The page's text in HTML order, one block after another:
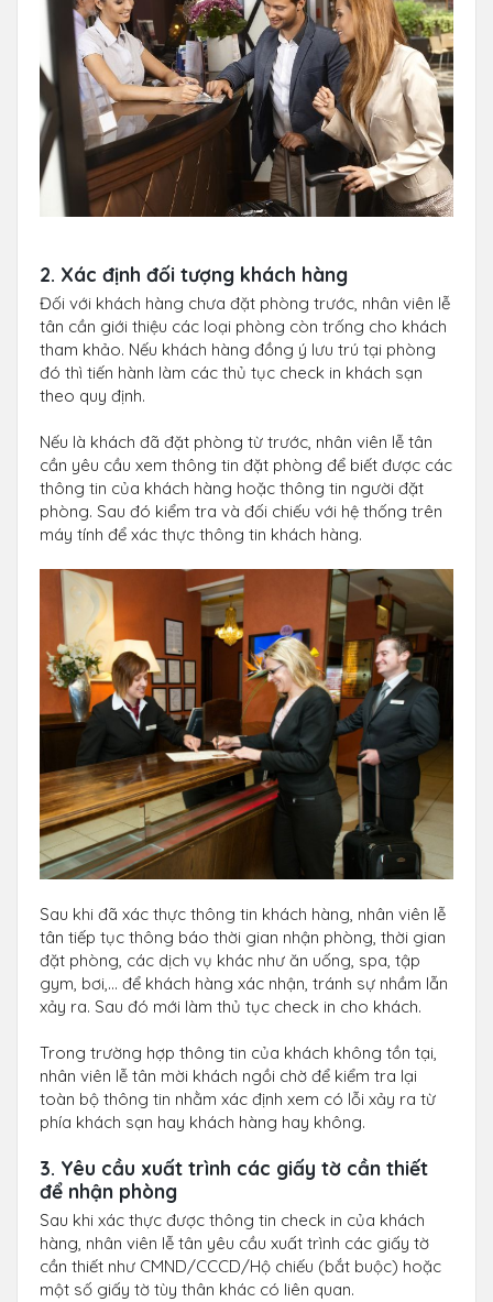
2. Xác định đối tượng khách hàng
Đối với khách hàng chưa đặt phòng trước, nhân viên lễ
tân cần giới thiệu các loại phòng còn trống cho khách
tham khảo. Nếu khách hàng đồng ý lưu trú tại phòng
đó thì tiến hành làm các thủ tục check in khách sạn
theo quy định.
Nếu là khách đã đặt phòng từ trước, nhân viên lễ tân
cần yêu cầu xem thông tin đặt phòng để biết được các
thông tin của khách hàng hoặc thông tin người đặt
phòng. Sau đó kiểm tra và đối chiếu với hệ thống trên
máy tính để xác thực thông tin khách hàng.
Sau khi đã xác thực thông tin khách hàng, nhân viên lễ
tân tiếp tục thông báo thời gian nhận phòng, thời gian
đặt phòng, các dịch vụ khác như ăn uống, spa, tập
gym, bơi,… để khách hàng xác nhận, tránh sự nhầm lẫn
xảy ra. Sau đó mới làm thủ tục check in cho khách.
Trong trường hợp thông tin của khách không tồn tại,
nhân viên lễ tân mời khách ngồi chờ để kiểm tra lại
toàn bộ thông tin nhằm xác định xem có lỗi xảy ra từ
phía khách sạn hay khách hàng hay không.
3. Yêu cầu xuất trình các giấy tờ cần thiết
để nhận phòng
Sau khi xác thực được thông tin check in của khách
hàng, nhân viên lễ tân yêu cầu xuất trình các giấy tờ
cần thiết như CMND/CCCD/Hộ chiếu (bắt buộc) hoặc
một số giấy tờ tùy thân khác có liên quan.